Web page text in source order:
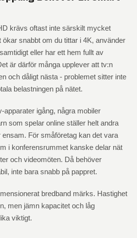
krävs oftast inte särskilt mycket
ökar snabbt om du tittar i 4K, använder
eller har ett hem fullt av
är därför många upplever att tv:n
och dåligt nästa - problemet sitter inte
belastningen på nätet.
apparater igång, några mobiler
som spelar online ställer helt andra
För småföretag kan det vara
i konferensrummet kanske delar nät
och videomöten. Då behöver
inte bara snabb på pappret.
bredband märks. Hastighet
men jämn kapacitet och låg
viktigt.